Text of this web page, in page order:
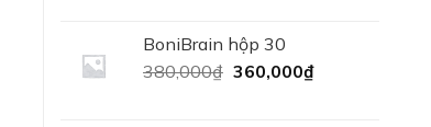
515,000₫.
380,000₫.
BoniBrain hộp 30
380,000₫ Giá
360,000₫Giá